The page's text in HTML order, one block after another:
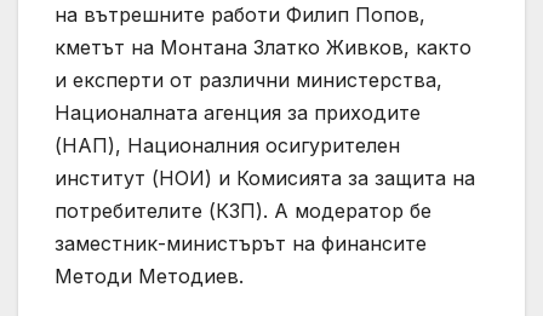
на вътрешните работи Филип Попов,
кметът на Монтана Златко Живков, както
и експерти от различни министерства,
Националната агенция за приходите
(НАП), Националния осигурителен
институт (НОИ) и Комисията за защита на
потребителите (КЗП). А модератор бе
заместник-министърът на финансите
Методи Методиев.